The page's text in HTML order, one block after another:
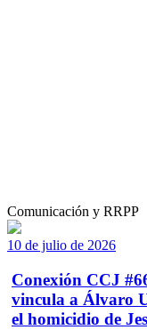
Comunicación y RRPP
10 de julio de 2026
Conexión CCJ
vincula a Álvaro
el homicidio de